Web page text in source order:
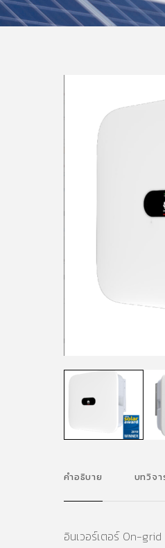
คำอธิบาย บทวิจ
อินเวอร์เตอร์ On-